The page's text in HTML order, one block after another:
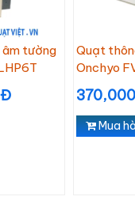
tường
Quạt
Onchyo
Mua